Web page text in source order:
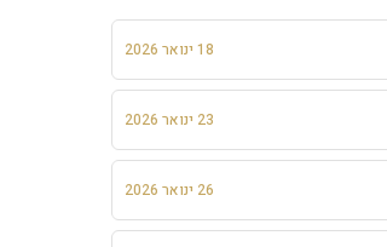
18 ינואר 2026
23 ינואר 2026
26 ינואר 2026